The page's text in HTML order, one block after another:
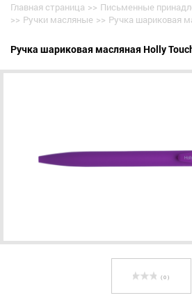
Главная страница >> Письменные
>> Ручки масляные >> Ручка шариковая
Ручка шариковая масляная Holly
( 0 )